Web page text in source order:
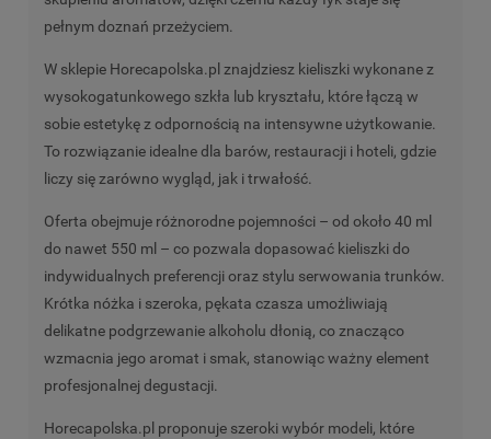
pełnym doznań przeżyciem.
W sklepie Horecapolska.pl znajdziesz kieliszki wykonane z
wysokogatunkowego szkła lub kryształu, które łączą w
sobie estetykę z odpornością na intensywne użytkowanie.
To rozwiązanie idealne dla barów, restauracji i hoteli, gdzie
liczy się zarówno wygląd, jak i trwałość.
Oferta obejmuje różnorodne pojemności – od około 40 ml
do nawet 550 ml – co pozwala dopasować kieliszki do
indywidualnych preferencji oraz stylu serwowania trunków.
Krótka nóżka i szeroka, pękata czasza umożliwiają
delikatne podgrzewanie alkoholu dłonią, co znacząco
wzmacnia jego aromat i smak, stanowiąc ważny element
profesjonalnej degustacji.
Horecapolska.pl proponuje szeroki wybór modeli, które